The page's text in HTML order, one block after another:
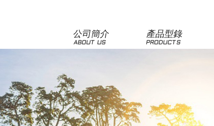
公司簡介
ABOUT US
產品型錄
PRODUCTS